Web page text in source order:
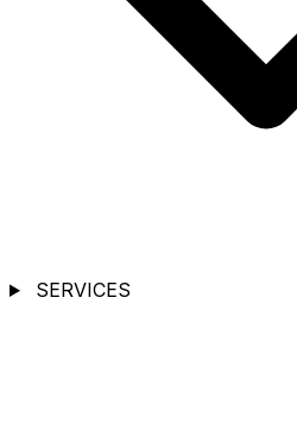
SERVICES